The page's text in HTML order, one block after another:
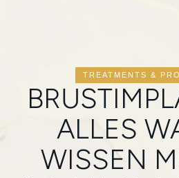
TREATMENTS &
ALLES
WISSEN